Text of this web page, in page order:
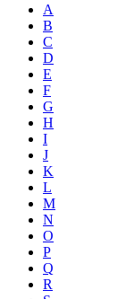
A
B
C
D
E
F
G
H
I
J
K
L
M
N
O
P
Q
R